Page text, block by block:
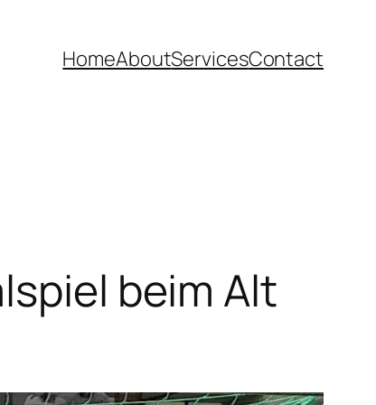
HomeAboutServicesContact
beim Alt